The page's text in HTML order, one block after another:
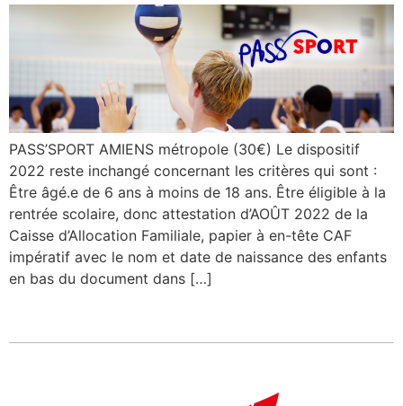
PASS’SPORT AMIENS métropole (30€) Le dispositif
2022 reste inchangé concernant les critères qui sont :
Être âgé.e de 6 ans à moins de 18 ans. Être éligible à la
rentrée scolaire, donc attestation d’AOÛT 2022 de la
Caisse d’Allocation Familiale, papier à en-tête CAF
impératif avec le nom et date de naissance des enfants
en bas du document dans […]